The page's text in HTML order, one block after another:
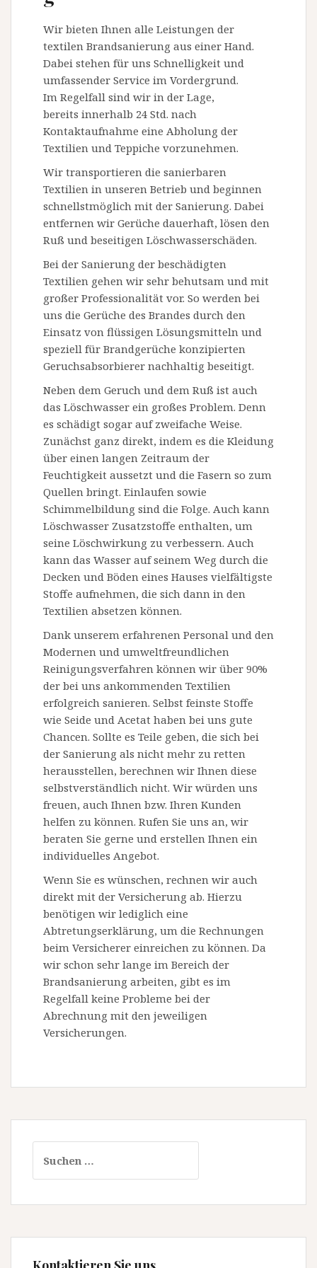
Wir bieten Ihnen alle Leistungen der
textilen Brandsanierung aus einer Hand.
Dabei stehen für uns Schnelligkeit und
umfassender Service im Vordergrund.
Im Regelfall sind wir in der Lage,
bereits innerhalb 24 Std. nach
Kontaktaufnahme eine Abholung der
Textilien und Teppiche vorzunehmen.
Wir transportieren die sanierbaren
Textilien in unseren Betrieb und beginnen
schnellstmöglich mit der Sanierung. Dabei
entfernen wir Gerüche dauerhaft, lösen den
Ruß und beseitigen Löschwasserschäden.
Bei der Sanierung der beschädigten
Textilien gehen wir sehr behutsam und mit
großer Professionalität vor. So werden bei
uns die Gerüche des Brandes durch den
Einsatz von flüssigen Lösungsmitteln und
speziell für Brandgerüche konzipierten
Geruchsabsorbierer nachhaltig beseitigt.
Neben dem Geruch und dem Ruß ist auch
das Löschwasser ein großes Problem. Denn
es schädigt sogar auf zweifache Weise.
Zunächst ganz direkt, indem es die Kleidung
über einen langen Zeitraum der
Feuchtigkeit aussetzt und die Fasern so zum
Quellen bringt. Einlaufen sowie
Schimmelbildung sind die Folge. Auch kann
Löschwasser Zusatzstoffe enthalten, um
seine Löschwirkung zu verbessern. Auch
kann das Wasser auf seinem Weg durch die
Decken und Böden eines Hauses vielfältigste
Stoffe aufnehmen, die sich dann in den
Textilien absetzen können.
Dank unserem erfahrenen Personal und den
Modernen und umweltfreundlichen
Reinigungsverfahren können wir über 90%
der bei uns ankommenden Textilien
erfolgreich sanieren. Selbst feinste Stoffe
wie Seide und Acetat haben bei uns gute
Chancen. Sollte es Teile geben, die sich bei
der Sanierung als nicht mehr zu retten
herausstellen, berechnen wir Ihnen diese
selbstverständlich nicht. Wir würden uns
freuen, auch Ihnen bzw. Ihren Kunden
helfen zu können. Rufen Sie uns an, wir
beraten Sie gerne und erstellen Ihnen ein
individuelles Angebot.
Wenn Sie es wünschen, rechnen wir auch
direkt mit der Versicherung ab. Hierzu
benötigen wir lediglich eine
Abtretungserklärung, um die Rechnungen
beim Versicherer einreichen zu können. Da
wir schon sehr lange im Bereich der
Brandsanierung arbeiten, gibt es im
Regelfall keine Probleme bei der
Abrechnung mit den jeweiligen
Versicherungen.
c
h
n